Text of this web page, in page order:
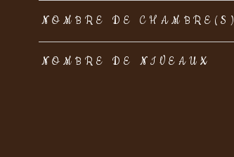
NOMBRE DE CHAMBRE(S)
NOMBRE DE NIVEAUX